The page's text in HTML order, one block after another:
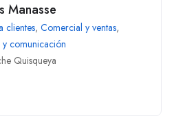
Manasse
clientes, Comercial y ventas,
comunicación
Quisqueya